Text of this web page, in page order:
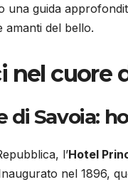
una guida
amanti del bello.
nel cuore
di Savoia:
l’Hotel
nel 1896,